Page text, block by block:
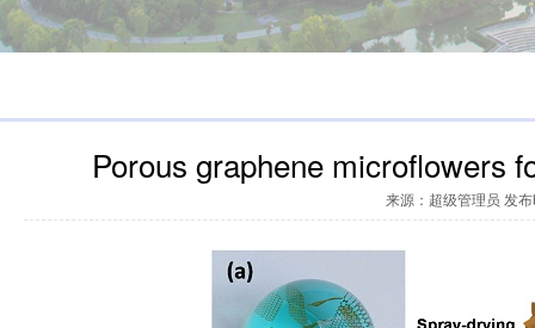
Porous graphene microflowers
来源：超级管理员 发